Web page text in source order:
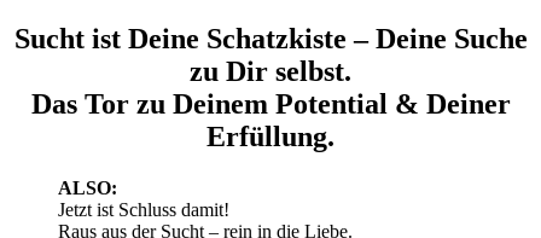
Sucht ist Deine Schatzkiste – Deine Suche
zu Dir selbst.
Das Tor zu Deinem Potential & Deiner
Erfüllung.
ALSO:
Jetzt ist Schluss damit!
Raus aus der Sucht – rein in die Liebe.